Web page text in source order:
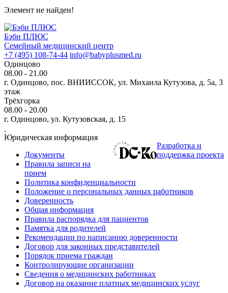
Элемент не найден!
Бэби ПЛЮС
Семейный медицинский центр
+7 (495) 108-74-44 info@babyplusmed.ru
Одинцово
08.00 - 21.00
г. Одинцово, пос. ВНИИССОК, ул. Михаила Кутузова, д. 5а, 3
этаж
Трёхгорка
08.00 - 20.00
г. Одинцово, ул. Кутузовская, д. 15
Разработка и
поддержка проекта
Юридическая информация
Документы
Правила записи на
прием
Политика конфиденциальности
Положение о персональных данных работников
Доверенность
Общая информация
Правила распорядка для пациентов
Памятка для родителей
Рекомендации по написанию доверенности
Договор для законных представителей
Порядок приема граждан
Контролирующие организации
Сведения о медицинских работниках
Договор на оказание платных медицинских услуг